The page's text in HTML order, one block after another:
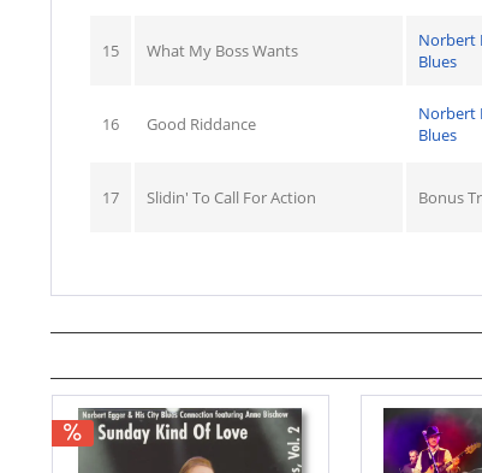
15 What My Boss Wants
Norbert
Blues
16 Good Riddance
Norbert
Blues
17 Slidin' To Call For Action Bonus